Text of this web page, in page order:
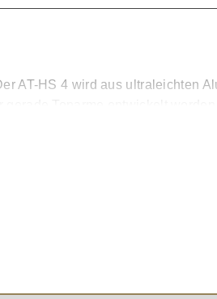
AT-HS 4 wird aus ultraleichten